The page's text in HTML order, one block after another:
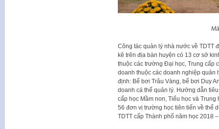
Công tác quản lý nhà nước về TDTT
kê trên địa bàn huyện có 13 cơ sở
thuộc các trường Đại học, Trung cấp
doanh thuộc các doanh nghiệp quản
định: Bể bơi Trâu Vàng, bể bơi Duy
doanh cá thể quản lý. Hướng dẫn
cấp học Mầm non, Tiểu học và
56 đơn vị trường học tiên tiến về thể
TDTT cấp Thành phố năm học 2018